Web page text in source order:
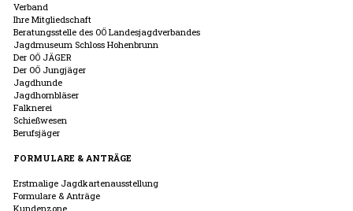
Verband
Ihre Mitgliedschaft
Beratungsstelle des OÖ Landesjagdverbandes
Jagdmuseum Schloss Hohenbrunn
Der OÖ JÄGER
Der OÖ Jungjäger
Jagdhunde
Jagdhornbläser
Falknerei
Schießwesen
Berufsjäger
FORMULARE & ANTRÄGE
Erstmalige Jagdkartenausstellung
Formulare & Anträge
Kundenzone